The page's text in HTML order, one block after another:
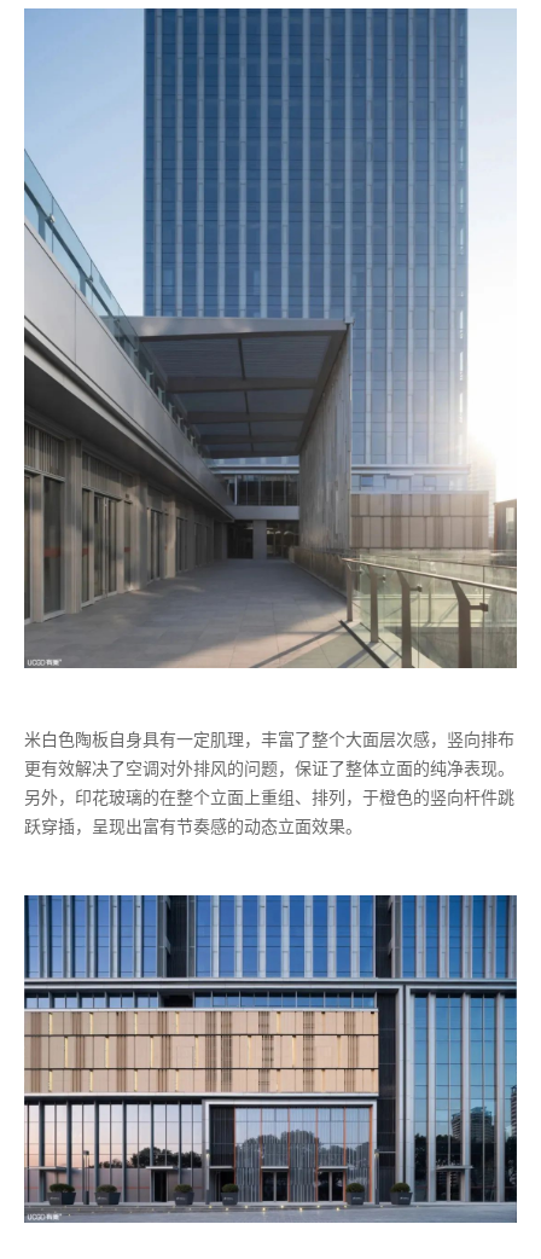
米白色陶板自身具有一定肌理，丰富了整个大面层次感，竖向排布
更有效解决了空调对外排风的问题，保证了整体立面的纯净表现。
另外，印花玻璃的在整个立面上重组、排列，于橙色的竖向杆件跳
跃穿插，呈现出富有节奏感的动态立面效果。